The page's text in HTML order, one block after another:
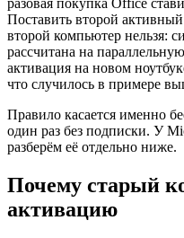
Поставить второй
второй компьютер нельзя:
рассчитана на
активация на новом
что случилось в примере
Правило касается именно
один раз без подписки. У
разберём её отдельно ниже.
Почему старый
активацию